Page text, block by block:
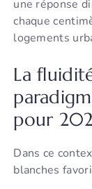
une réponse
chaque
logements
La
pour
Dans ce
blanches